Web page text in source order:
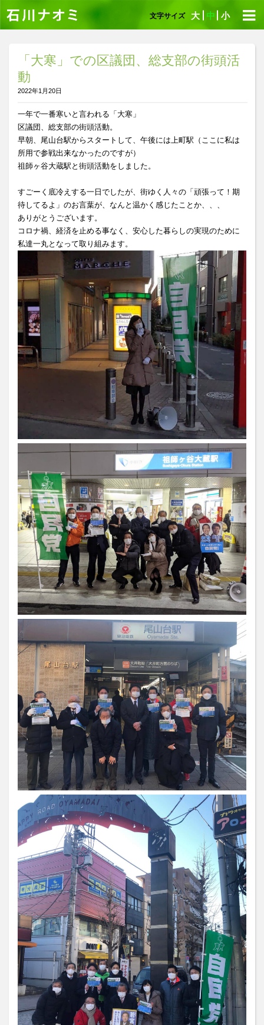
文字サイズ 大 中 小
「大寒」での区議団、総支部の街頭活
動
2022年1月20日
一年で一番寒いと言われる「大寒」
区議団、総支部の街頭活動。
早朝、尾山台駅からスタートして、午後には上町駅（ここに私は
所用で参戦出来なかったのですが）
祖師ヶ谷大蔵駅と街頭活動をしました。
すごーく底冷えする一日でしたが、街ゆく人々の「頑張って！期
待してるよ」のお言葉が、なんと温かく感じたことか、、、
ありがとうございます。
コロナ禍、経済を止める事なく、安心した暮らしの実現のために
私達一丸となって取り組みます。